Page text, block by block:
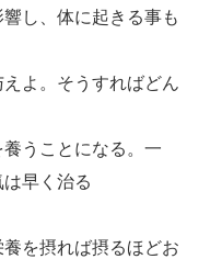
し、体に起きる事も
えよ。そうすればどん
養うことになる。一
早く治る
養を摂れば摂るほどお